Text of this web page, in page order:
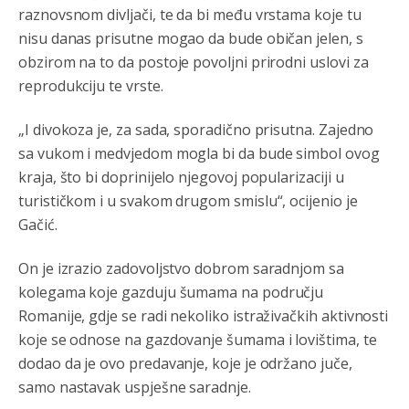
raznovsnom divljači, te da bi među vrstama koje tu
nisu danas prisutne mogao da bude običan jelen, s
obzirom na to da postoje povoljni prirodni uslovi za
reprodukciju te vrste.
„I divokoza je, za sada, sporadično prisutna. Zajedno
sa vukom i medvjedom mogla bi da bude simbol ovog
kraja, što bi doprinijelo njegovoj popularizaciji u
turističkom i u svakom drugom smislu“, ocijenio je
Gačić.
On je izrazio zadovoljstvo dobrom saradnjom sa
kolegama koje gazduju šumama na području
Romanije, gdje se radi nekoliko istraživačkih aktivnosti
koje se odnose na gazdovanje šumama i lovištima, te
dodao da je ovo predavanje, koje je održano juče,
samo nastavak uspješne saradnje.
Косово више није у моди, Амери се селе у Иран.
Анонимно2806773 8/6/2026 7:05
Војска Србије се враћа на Косово и Метохију.
Анонимно2806721 8/6/2026 7:23
Promjeni dilera
Анонимно2807323 8/6/2026 9:51
Vise je Republika SRPSKA drzava nego Kosovo. Sa
Srpskoj. Zato zivjela REPUBLIKA SRPSKA
Анонимно2807441 8/6/2026 10:21
муслимански екстремиста,шта он има са тзв Косовом?
Анонимно2807447 8/6/2026 10:21